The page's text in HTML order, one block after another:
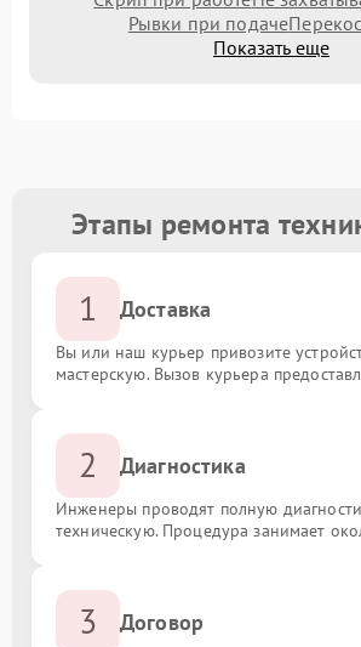
Рывки при подаче
Показать еще
Этапы ремонта
1 Доставка
Вы или наш курьер привозите
мастерскую. Вызов курьера
2 Диагностика
Инженеры проводят полную
техническую. Процедура занимает
3 Договор